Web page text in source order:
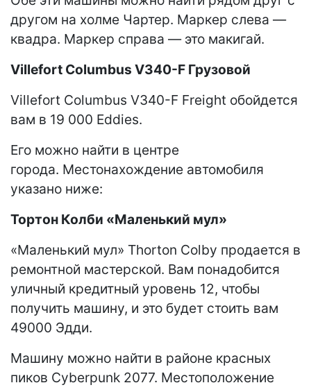
другом на холме Чартер. Маркер слева —
квадра. Маркер справа — это макигай.
Villefort Columbus V340-F Грузовой
Villefort Columbus V340-F Freight обойдется
вам в 19 000 Eddies.
Его можно найти в центре
города. Местонахождение автомобиля
указано ниже:
Тортон Колби «Маленький мул»
«Маленький мул» Thorton Colby продается в
ремонтной мастерской. Вам понадобится
уличный кредитный уровень 12, чтобы
получить машину, и это будет стоить вам
49000 Эдди.
Машину можно найти в районе красных
пиков Cyberpunk 2077. Местоположение